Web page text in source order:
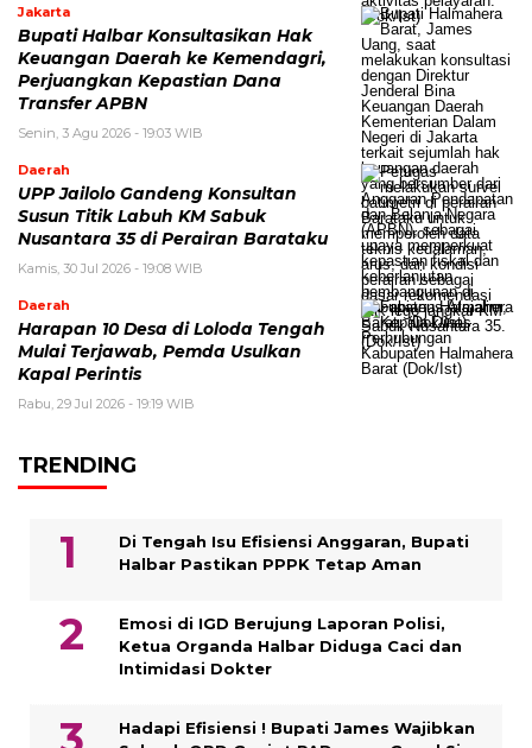
Jakarta
Bupati Halbar Konsultasikan Hak
Keuangan Daerah ke Kemendagri,
Perjuangkan Kepastian Dana
Transfer APBN
Senin, 3 Agu 2026 - 19:03 WIB
Daerah
UPP Jailolo Gandeng Konsultan
Susun Titik Labuh KM Sabuk
Nusantara 35 di Perairan Barataku
Kamis, 30 Jul 2026 - 19:08 WIB
Daerah
Harapan 10 Desa di Loloda Tengah
Mulai Terjawab, Pemda Usulkan
Kapal Perintis
Rabu, 29 Jul 2026 - 19:19 WIB
TRENDING
Di Tengah Isu Efisiensi Anggaran, Bupati
Halbar Pastikan PPPK Tetap Aman
Emosi di IGD Berujung Laporan Polisi,
Ketua Organda Halbar Diduga Caci dan
Intimidasi Dokter
Hadapi Efisiensi ! Bupati James Wajibkan